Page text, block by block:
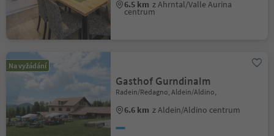
6.5 km z Ahrntal/Valle Aurina
centrum
Na vyžádání
Gasthof Gurndinalm
Radein/Redagno, Aldein/Aldino,
6.6 km z Aldein/Aldino centrum